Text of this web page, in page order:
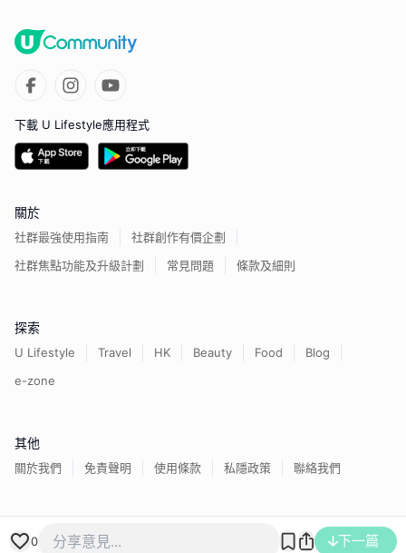
0 下一篇
下載 U Lifestyle應用程式
關於
社群最強使用指南
社群創作有價企劃
社群焦點功能及升級計劃
常見問題 條款及細則
探索
U Lifestyle Travel HK Beauty Food
Blog
e-zone
其他
關於我們 免責聲明 使用條款 私隱政策 聯絡我們
香港經濟日報版權所有©